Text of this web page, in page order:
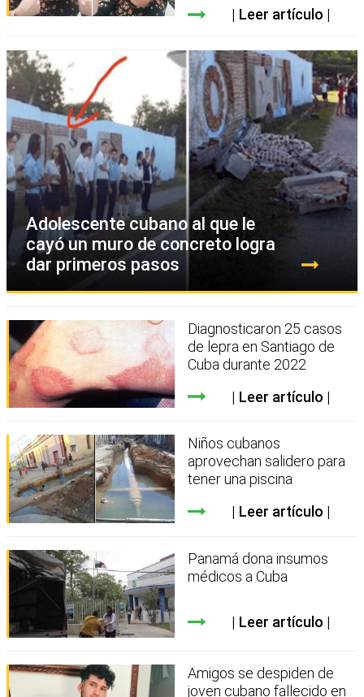
Leer artículo
Adolescente cubano al que le
cayó un muro de concreto logra
dar primeros pasos
Diagnosticaron 25 casos
de lepra en Santiago de
Cuba durante 2022
Leer artículo
Niños cubanos
aprovechan salidero para
tener una piscina
Leer artículo
Panamá dona insumos
médicos a Cuba
Leer artículo
Amigos se despiden de
joven cubano fallecido en